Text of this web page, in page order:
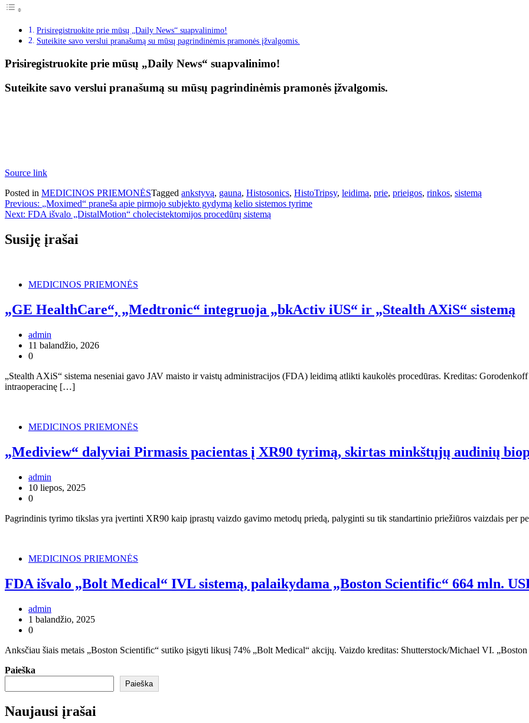
Prisiregistruokite prie mūsų „Daily News“ suapvalinimo!
Suteikite savo verslui pranašumą su mūsų pagrindinėmis pramonės įžvalgomis.
Prisiregistruokite prie mūsų „Daily News“ suapvalinimo!
Suteikite savo verslui pranašumą su mūsų pagrindinėmis pramonės įžvalgomis.
Source link
Posted in MEDICINOS PRIEMONĖSTagged ankstyvą, gauna, Histosonics, HistoTripsy, leidimą, prie, prieigos, rinkos, sistemą
Navigacija
tarp
įrašų
Previous: „Moximed“ praneša apie pirmojo subjekto gydymą kelio sistemos tyrime
Next: FDA išvalo „DistalMotion“ cholecistektomijos procedūrų sistemą
Susiję įrašai
MEDICINOS PRIEMONĖS
„GE HealthCare“, „Medtronic“ integruoja „bkActiv iUS“ ir „Stealth AXiS“ sistemą
admin
11 balandžio, 2026
0
„Stealth AXiS“ sistema neseniai gavo JAV maisto ir vaistų administracijos (FDA) leidimą atlikti kaukolės procedūras. Kreditas:
intraoperacinę […]
MEDICINOS PRIEMONĖS
„Mediview“ dalyviai Pirmasis pacientas į XR90 tyrimą, skirtas minkštųjų audinių
admin
10 liepos, 2025
0
Pagrindinis tyrimo tikslas yra įvertinti XR90 kaip įprastų vaizdo gavimo metodų priedą, palyginti su tik standartinio priežiūros vaizdais per
MEDICINOS PRIEMONĖS
FDA išvalo „Bolt Medical“ IVL sistemą, palaikydama „Boston Scientific“ 664 mln.
admin
1 balandžio, 2025
0
Anksčiau šiais metais „Boston Scientific“ sutiko įsigyti likusį 74% „Bolt Medical“ akcijų. Vaizdo kreditas: Shutterstock/Michael VI.
Paieška
Paieška
Naujausi įrašai